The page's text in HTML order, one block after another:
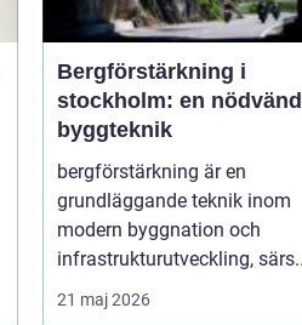
Bergförstärkning i
stockholm: en
byggteknik
bergförstärkning är en
grundläggande teknik inom
modern byggnation och
infrastrukturutveckling,
21 maj 2026